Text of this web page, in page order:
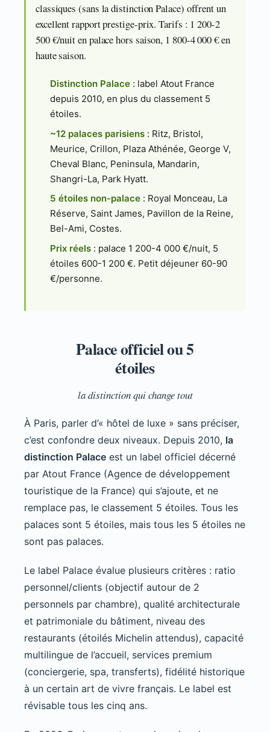
classiques (sans la distinction Palace) offrent un
excellent rapport prestige-prix. Tarifs : 1 200-2
500 €/nuit en palace hors saison, 1 800-4 000 € en
haute saison.
Distinction Palace : label Atout France
depuis 2010, en plus du classement 5
étoiles.
~12 palaces parisiens : Ritz, Bristol,
Meurice, Crillon, Plaza Athénée, George V,
Cheval Blanc, Peninsula, Mandarin,
Shangri-La, Park Hyatt.
5 étoiles non-palace : Royal Monceau, La
Réserve, Saint James, Pavillon de la Reine,
Bel-Ami, Costes.
Prix réels : palace 1 200-4 000 €/nuit, 5
étoiles 600-1 200 €. Petit déjeuner 60-90
€/personne.
Palace officiel ou 5
étoiles
la distinction qui change tout
À Paris, parler d’« hôtel de luxe » sans préciser,
c’est confondre deux niveaux. Depuis 2010, la
distinction Palace est un label officiel décerné
par Atout France (Agence de développement
touristique de la France) qui s’ajoute, et ne
remplace pas, le classement 5 étoiles. Tous les
palaces sont 5 étoiles, mais tous les 5 étoiles ne
sont pas palaces.
Le label Palace évalue plusieurs critères : ratio
personnel/clients (objectif autour de 2
personnels par chambre), qualité architecturale
et patrimoniale du bâtiment, niveau des
restaurants (étoilés Michelin attendus), capacité
multilingue de l’accueil, services premium
(conciergerie, spa, transferts), fidélité historique
à un certain art de vivre français. Le label est
révisable tous les cinq ans.